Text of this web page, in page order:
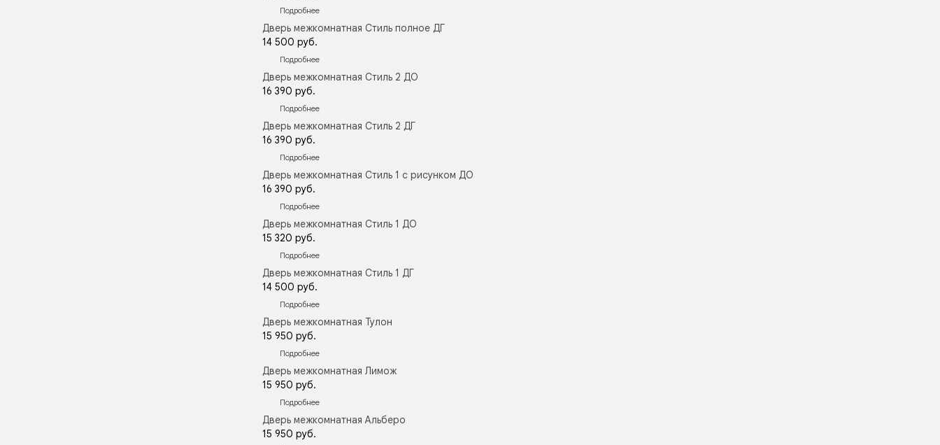
Подробнее
Дверь межкомнатная Стиль полное ДГ
14 500 руб.
Подробнее
Дверь межкомнатная Стиль 2 ДО
16 390 руб.
Подробнее
Дверь межкомнатная Стиль 2 ДГ
16 390 руб.
Подробнее
Дверь межкомнатная Стиль 1 с рисунком ДО
16 390 руб.
Подробнее
Дверь межкомнатная Стиль 1 ДО
15 320 руб.
Подробнее
Дверь межкомнатная Стиль 1 ДГ
14 500 руб.
Подробнее
Дверь межкомнатная Тулон
15 950 руб.
Подробнее
Дверь межкомнатная Лимож
15 950 руб.
Подробнее
Дверь межкомнатная Альберо
15 950 руб.